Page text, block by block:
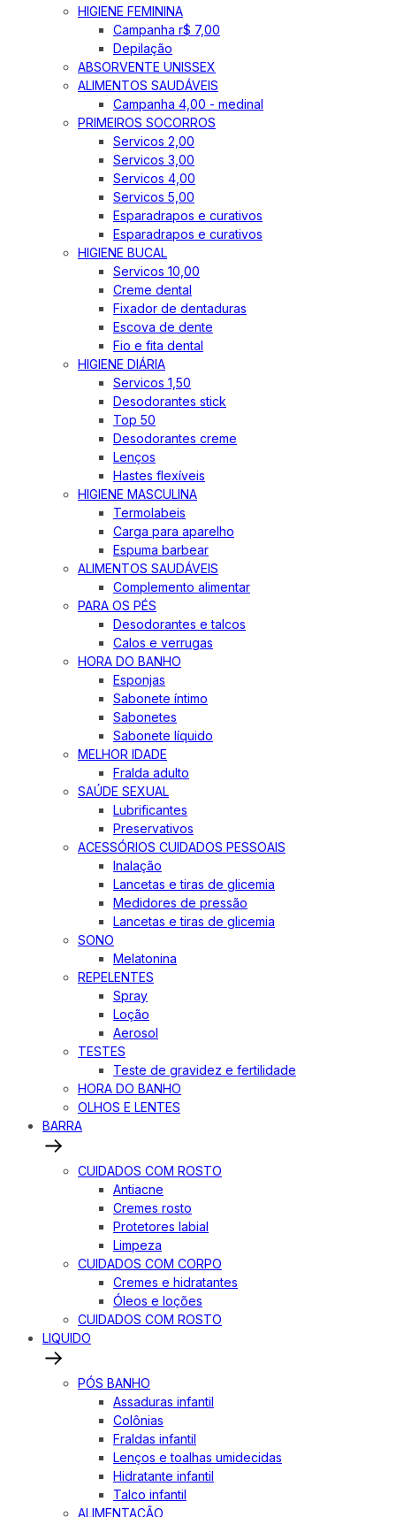
HIGIENE FEMININA
Campanha r$ 7,00
Depilação
ABSORVENTE UNISSEX
ALIMENTOS SAUDÁVEIS
Campanha 4,00 - medinal
PRIMEIROS SOCORROS
Servicos 2,00
Servicos 3,00
Servicos 4,00
Servicos 5,00
Esparadrapos e curativos
Esparadrapos e curativos
HIGIENE BUCAL
Servicos 10,00
Creme dental
Fixador de dentaduras
Escova de dente
Fio e fita dental
HIGIENE DIÁRIA
Servicos 1,50
Desodorantes stick
Top 50
Desodorantes creme
Lenços
Hastes flexíveis
HIGIENE MASCULINA
Termolabeis
Carga para aparelho
Espuma barbear
ALIMENTOS SAUDÁVEIS
Complemento alimentar
PARA OS PÉS
Desodorantes e talcos
Calos e verrugas
HORA DO BANHO
Esponjas
Sabonete íntimo
Sabonetes
Sabonete líquido
MELHOR IDADE
Fralda adulto
SAÚDE SEXUAL
Lubrificantes
Preservativos
ACESSÓRIOS CUIDADOS PESSOAIS
Inalação
Lancetas e tiras de glicemia
Medidores de pressão
Lancetas e tiras de glicemia
SONO
Melatonina
REPELENTES
Spray
Loção
Aerosol
TESTES
Teste de gravidez e fertilidade
HORA DO BANHO
OLHOS E LENTES
BARRA
CUIDADOS COM ROSTO
Antiacne
Cremes rosto
Protetores labial
Limpeza
CUIDADOS COM CORPO
Cremes e hidratantes
Óleos e loções
CUIDADOS COM ROSTO
LIQUIDO
PÓS BANHO
Assaduras infantil
Colônias
Fraldas infantil
Lenços e toalhas umidecidas
Hidratante infantil
Talco infantil
ALIMENTAÇÃO